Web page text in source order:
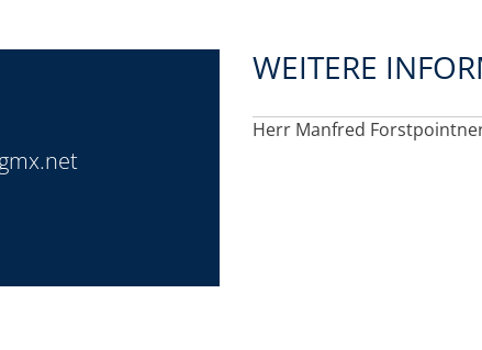
WEITERE
Herr Manfred